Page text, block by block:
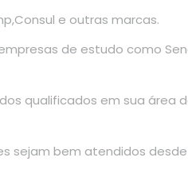
e outras marcas.
de estudo como
qualificados em sua área
sejam bem atendidos